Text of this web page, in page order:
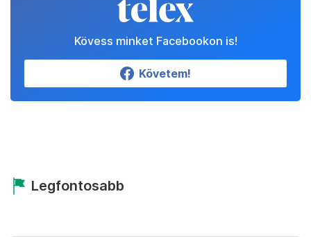
Kövess minket Facebookon is!
Követem!
Legfontosabb